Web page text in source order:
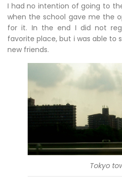
I had no intention of going to
when the school gave me the
for it. In the end I did not
favorite place, but i was able to
new friends.
Tokyo